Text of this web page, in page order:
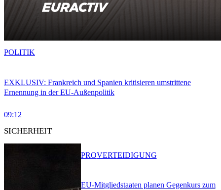
EXKLUSIV: Frankreich und Spanien kritisieren umstrittene
Ernennung in der EU-Außenpolitik
09:12
POLITIK
SICHERHEIT
EU-Mitgliedstaaten planen Gegenkurs zum
PROVERTEIDIGUNG